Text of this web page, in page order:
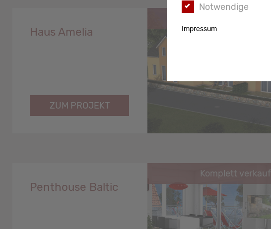
Haus Amelia
ZUM PROJEKT
Penthouse Baltic
Komplett
Notwendige
Impressum